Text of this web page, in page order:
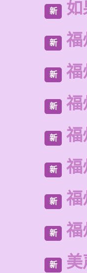
新 如
新 福
新 福
新 福
新 福
新 福
新 福
新 福
新